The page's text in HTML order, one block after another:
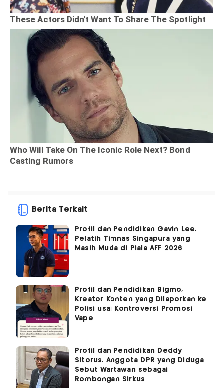
Berita Terkait
Profil dan Pendidikan Gavin Lee,
Pelatih Timnas Singapura yang
Masih Muda di Piala AFF 2026
Profil dan Pendidikan Bigmo,
Kreator Konten yang Dilaporkan ke
Polisi usai Kontroversi Promosi
Vape
Profil dan Pendidikan Deddy
Sitorus, Anggota DPR yang Diduga
Sebut Wartawan sebagai
Rombongan Sirkus